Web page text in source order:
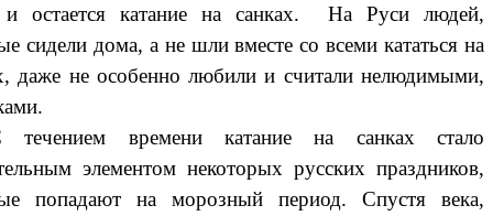
остается катание на санках. На Руси людей,
сидели дома, а не шли вместе со всеми кататься на
даже не особенно любили и считали нелюдимыми,
течением времени катание на санках стало
элементом некоторых русских праздников,
попадают на морозный период. Спустя века,